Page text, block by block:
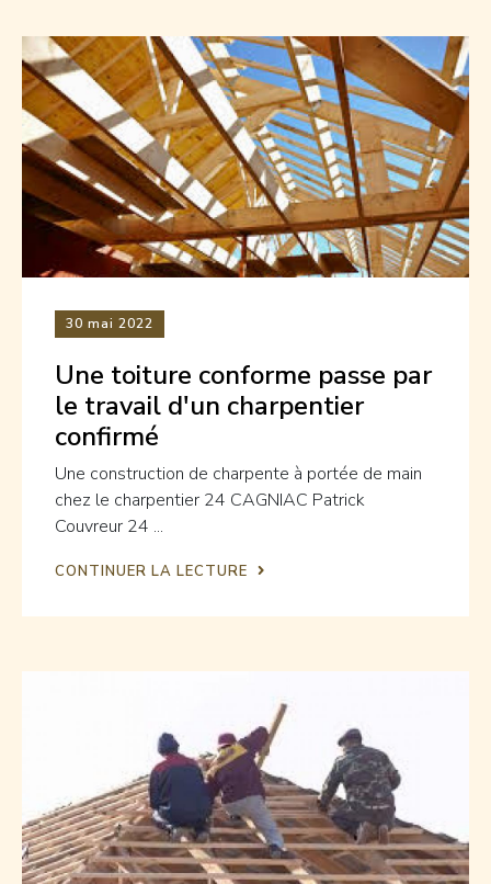
30 mai 2022
Une toiture conforme passe par
le travail d'un charpentier
confirmé
Une construction de charpente à portée de main
chez le charpentier 24 CAGNIAC Patrick
Couvreur 24 ...
CONTINUER LA LECTURE